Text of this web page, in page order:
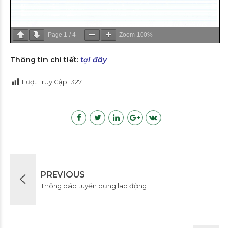
Page 1 / 4 Zoom 100%
Thông tin chi tiết: tại đây
Lượt Truy Cập: 327
PREVIOUS
Thông báo tuyển dụng lao động